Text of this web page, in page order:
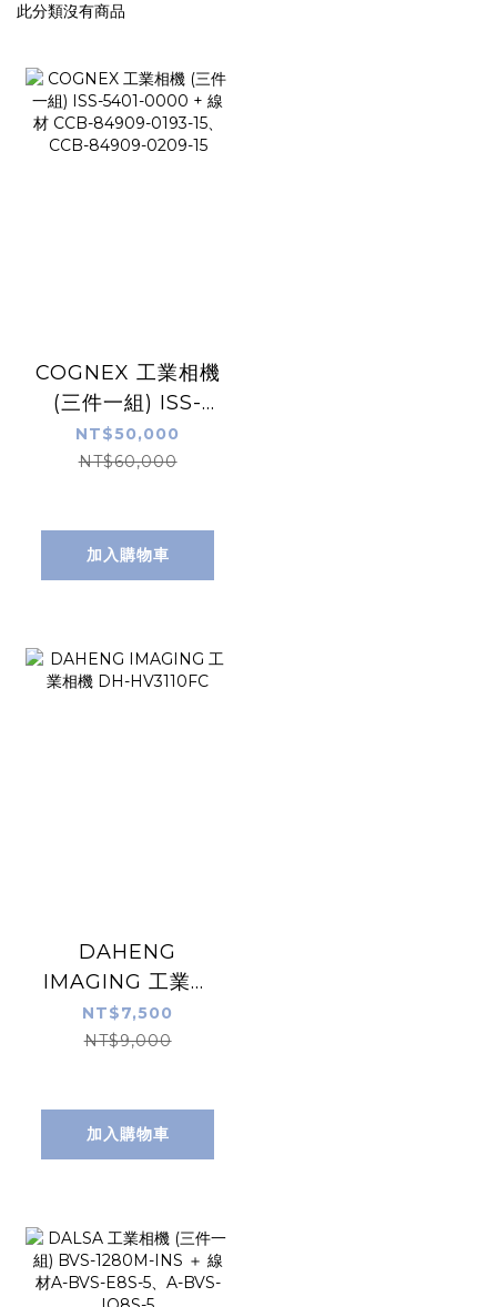
此分類沒有商品
COGNEX 工業相機
(三件一組) ISS-
5401-0000 + 線材
CCB-84909-
NT$50,000
NT$60,000
加入購物車
DAHENG
IMAGING 工業相
機 DH-HV3110FC
NT$7,500
NT$9,000
加入購物車